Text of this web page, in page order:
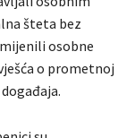
šteta bez
osobne
o prometnoj